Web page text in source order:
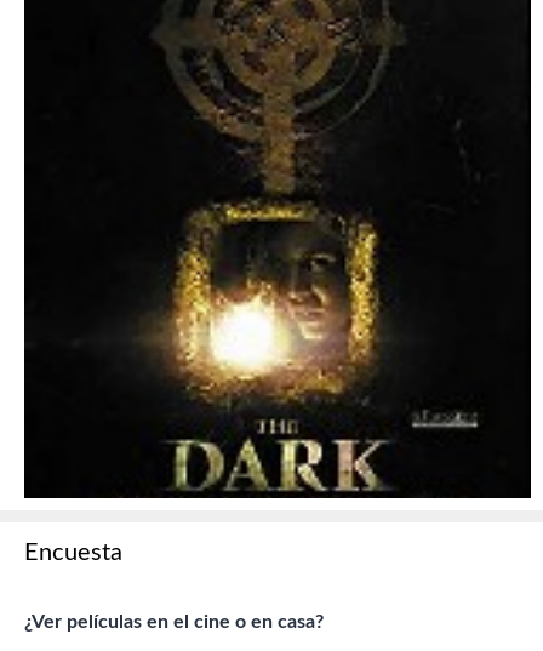
Encuesta
¿Ver películas en el cine o en casa?